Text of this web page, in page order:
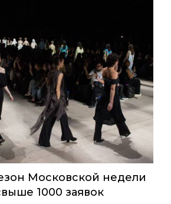
Московской недели
1000 заявок